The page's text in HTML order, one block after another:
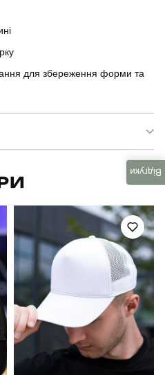
для збереження форми та
pobedov
HWcp309Mwh
для повсякденного носіння
унісекс
повсякденний
Відгуки